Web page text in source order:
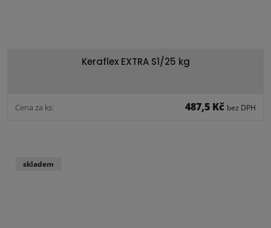
Keraflex EXTRA S1/25 kg
Cena za ks: 487,5 Kč bez DPH
skladem